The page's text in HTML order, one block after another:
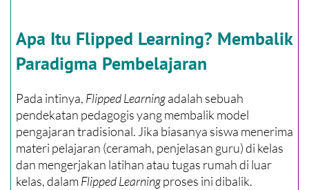
Apa Itu Flipped Learning? Membalik
Paradigma Pembelajaran
Pada intinya, Flipped Learningadalah sebuah
pendekatan pedagogis yang membalik model
pengajaran tradisional. Jika biasanya siswa menerima
materi pelajaran (ceramah, penjelasan guru) di kelas
dan mengerjakan latihan atau tugas rumah di luar
kelas, dalamFlipped Learningproses ini dibalik.